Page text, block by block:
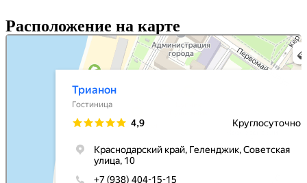
Расположение на карте
Трианон
Гостиница в Геленджике